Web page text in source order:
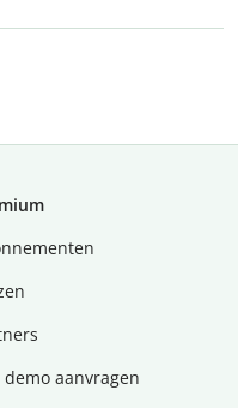
demo aanvragen